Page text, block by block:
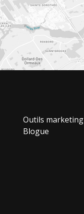
Outils marketing
Blogue